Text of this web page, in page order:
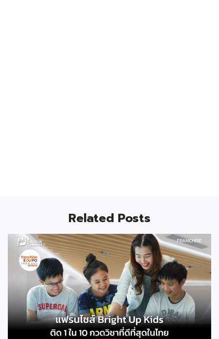
Related Posts